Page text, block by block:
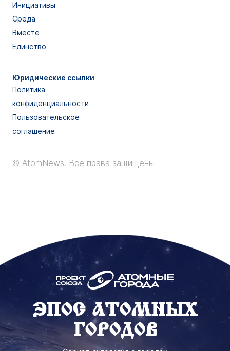
Инициативы
Среда
Вместе
Единство
Юридические ссылки
Политика
конфиденциальности
Пользовательское
соглашение
© AtomNews. Все права защищены
ЭПОС АТОМНЫХ
ГОРОДОВ